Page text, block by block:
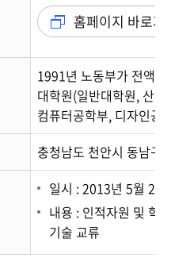
홈페이지 바로가
1991년 노동부가 전액
대학원(일반대학원, 산업
컴퓨터공학부, 디자인공
충청남도 천안시 동남구
일시 : 2013년 5월 21일
내용 : 인적자원 및 학
기술 교류